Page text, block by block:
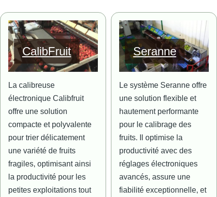
Image
CalibFruit
La calibreuse
électronique Calibfruit
offre une solution
compacte et polyvalente
pour trier délicatement
une variété de fruits
fragiles, optimisant ainsi
la productivité pour les
petites exploitations tout
Image
Seranne
Le système Seranne offre
une solution flexible et
hautement performante
pour le calibrage des
fruits. Il optimise la
productivité avec des
réglages électroniques
avancés, assure une
fiabilité exceptionnelle, et